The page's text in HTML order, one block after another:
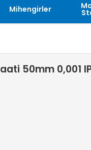
Mihengirler
50mm 0,001